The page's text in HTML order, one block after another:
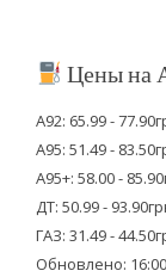
Цены на
А92: 65.99 -
А95: 51.49 -
А95+: 58.00 -
ДТ: 50.99 -
ГАЗ: 31.49 -
Обновлено: